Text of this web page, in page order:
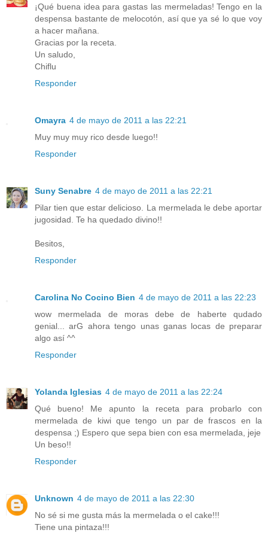
¡Qué buena idea para gastas las mermeladas! Tengo en la
despensa bastante de melocotón, así que ya sé lo que voy
a hacer mañana.
Gracias por la receta.
Un saludo,
Chiflu
Responder
Omayra 4 de mayo de 2011 a las 22:21
Muy muy muy rico desde luego!!
Responder
Suny Senabre 4 de mayo de 2011 a las 22:21
Pilar tien que estar delicioso. La mermelada le debe aportar
jugosidad. Te ha quedado divino!!
Besitos,
Responder
Carolina No Cocino Bien 4 de mayo de 2011 a las 22:23
wow mermelada de moras debe de haberte qudado
genial... arG ahora tengo unas ganas locas de preparar
algo así ^^
Responder
Yolanda Iglesias 4 de mayo de 2011 a las 22:24
Qué bueno! Me apunto la receta para probarlo con
mermelada de kiwi que tengo un par de frascos en la
despensa ;) Espero que sepa bien con esa mermelada, jeje
Un beso!!
Responder
Unknown 4 de mayo de 2011 a las 22:30
No sé si me gusta más la mermelada o el cake!!!
Tiene una pintaza!!!